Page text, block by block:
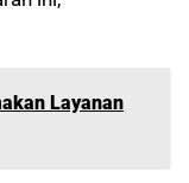
Layanan